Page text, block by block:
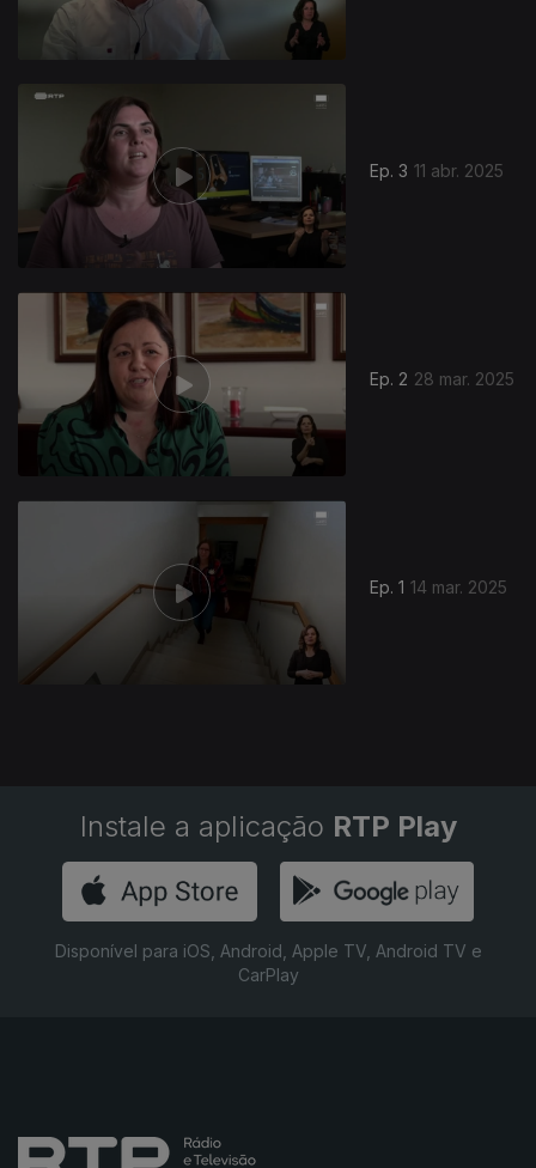
Ep. 3 11 abr. 2025
Ep. 2 28 mar. 2025
Ep. 1 14 mar. 2025
Instale a aplicação RTP Play
Disponível para iOS, Android, Apple TV, Android TV e
CarPlay